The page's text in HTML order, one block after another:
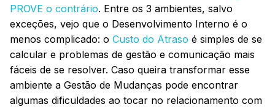
PROVE o contrário. Entre os 3 ambientes, salvo
exceções, vejo que o Desenvolvimento Interno é o
menos complicado: o Custo do Atraso é simples de se
calcular e problemas de gestão e comunicação mais
fáceis de se resolver. Caso queira transformar esse
ambiente a Gestão de Mudanças pode encontrar
algumas dificuldades ao tocar no relacionamento com